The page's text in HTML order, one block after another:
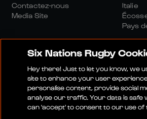
Contactez-nous
Media Site
Italie
Pays
Site Média Conditions Générales
Politique De Confidentialité
Politique Sociale Et Numérique
Six Nations Rugby
Hey there! Just to let you know, we
site to enhance your user
personalise content, provide social
analyse our traffic. Your data is safe
can 'accept' to consent to our use of